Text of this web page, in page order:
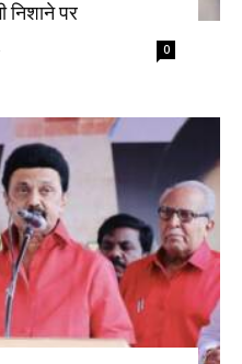
निशाने पर
0